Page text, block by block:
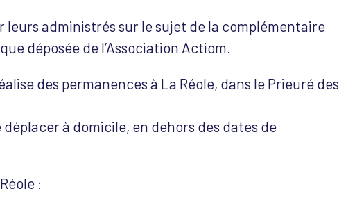
leurs administrés sur le sujet de la complémentaire
déposée de l’Association Actiom.
des permanences à La Réole, dans le Prieuré des
à domicile, en dehors des dates de
: